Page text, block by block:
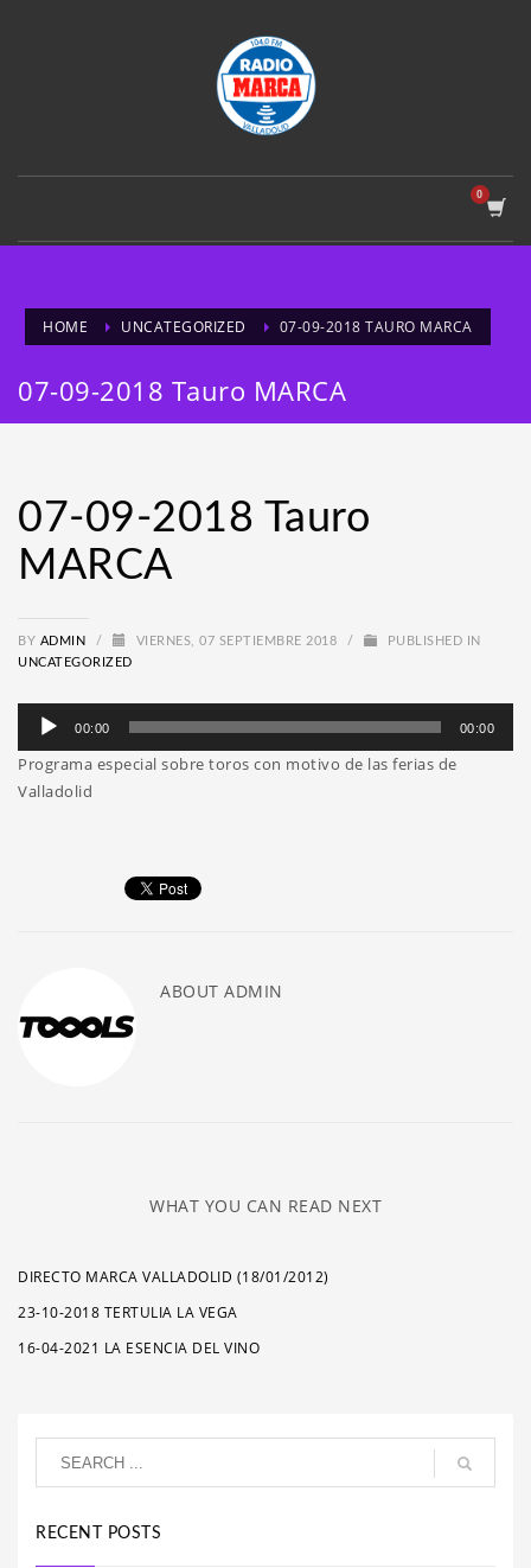
HOME UNCATEGORIZED 07-09-2018 TAURO MARCA
07-09-2018 Tauro MARCA
07-09-2018 Tauro
MARCA
BY ADMIN / VIERNES, 07 SEPTIEMBRE 2018 /
PUBLISHED IN
UNCATEGORIZED
Reproductor
audio
00:00 00:00
Programa especial sobre toros con motivo de las ferias de
Valladolid
ABOUT ADMIN
WHAT YOU CAN READ NEXT
DIRECTO MARCA VALLADOLID (18/01/2012)
23-10-2018 TERTULIA LA VEGA
16-04-2021 LA ESENCIA DEL VINO
RECENT POSTS